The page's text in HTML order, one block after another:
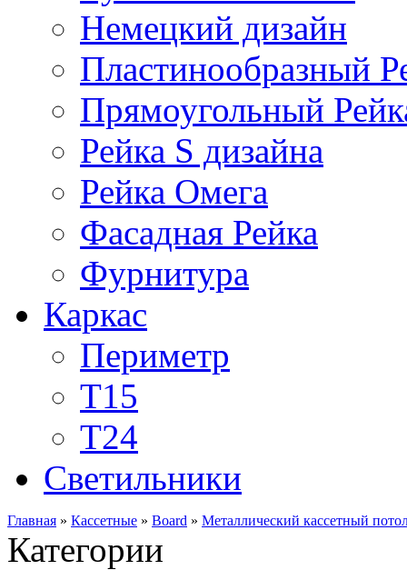
Немецкий дизайн
Пластинообразный
Прямоугольный
Рейка S дизайна
Рейка Омега
Фасадная Рейка
Фурнитура
Каркас
Периметр
Т15
Т24
Светильники
Главная » Кассетные » Board » Металлический кассетный
Категории